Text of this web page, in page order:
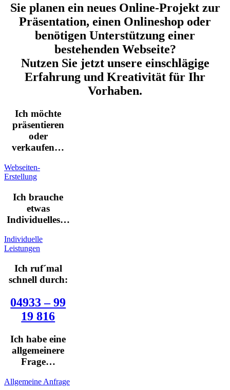
Sie planen ein neues Online-Projekt zur
Präsentation, einen Onlineshop oder
benötigen Unterstützung einer
bestehenden Webseite?
Nutzen Sie jetzt unsere einschlägige
Erfahrung und Kreativität für Ihr
Vorhaben.
Ich möchte
präsentieren
oder
verkaufen…
Webseiten-
Erstellung
Ich brauche
etwas
Individuelles…
Individuelle
Leistungen
Ich ruf´mal
schnell durch:
04933 – 99
19 816
Ich habe eine
allgemeinere
Frage…
Allgemeine Anfrage